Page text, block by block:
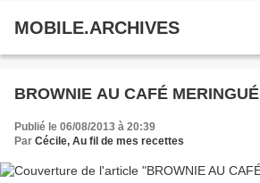
MOBILE.ARCHIVES
BROWNIE AU CAFÉ MERINGUÉ
Publié le 06/08/2013 à 20:39
Par Cécile, Au fil de mes recettes